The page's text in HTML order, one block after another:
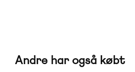
Andre har også købt